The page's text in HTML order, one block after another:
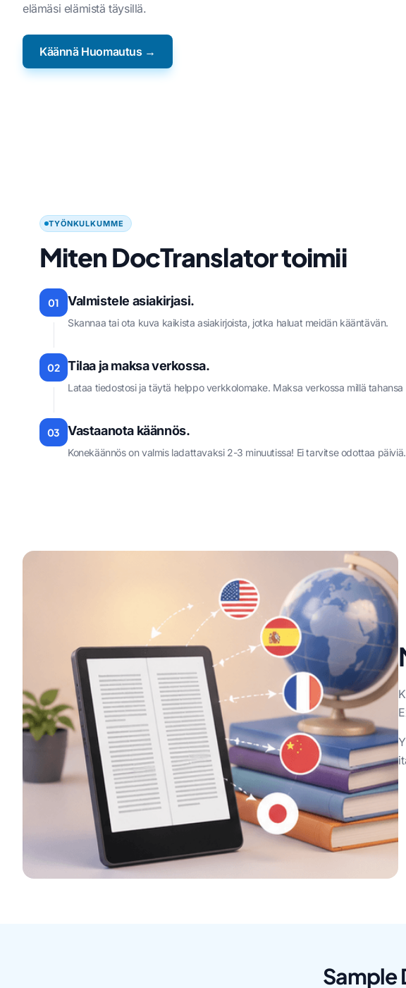
elämäsi elämistä täysillä.
Käännä Huomautus →
TYÖNKULKUMME
Miten DocTranslator toimii
01 Valmistele asiakirjasi.
Skannaa tai ota kuva kaikista asiakirjoista, jotka haluat meidän kääntävän.
02 Tilaa ja maksa verkossa.
Lataa tiedostosi ja täytä helppo verkkolomake. Maksa verkossa millä
03 Vastaanota käännös.
Konekäännös on valmis ladattavaksi 2-3 minuutissa! Ei tarvitse odottaa päiviä.
Sample